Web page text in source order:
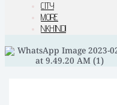
CITY
MORE
NKHINDI